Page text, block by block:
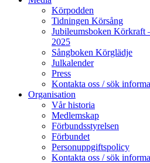
Körpodden
Tidningen Körsång
Jubileumsboken Körkraft
2025
Sångboken Körglädje
Julkalender
Press
Kontakta oss / sök
Organisation
Vår historia
Medlemskap
Förbundsstyrelsen
Förbundet
Personuppgiftspolicy
Kontakta oss / sök